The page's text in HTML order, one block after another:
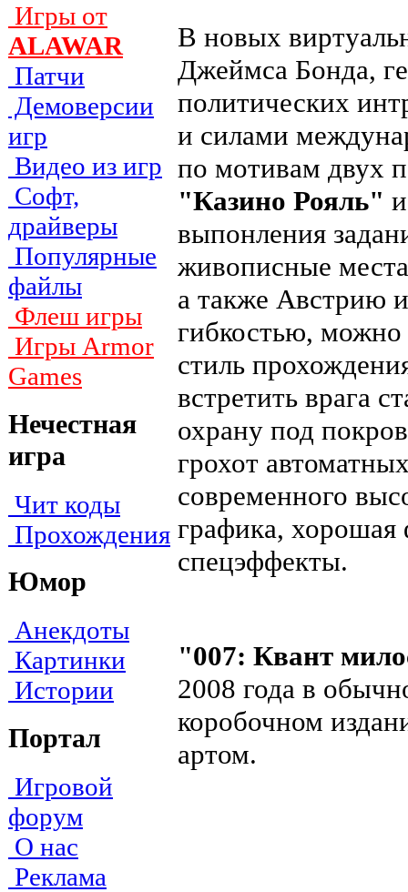
Игры от
ALAWAR
Патчи
Демоверсии
игр
Видео из игр
Софт,
драйверы
Популярные
файлы
Флеш игры
Игры Armor
Games
Нечестная
игра
Чит коды
Прохождения
Юмор
Анекдоты
Картинки
Истории
Портал
Игровой
форум
О нас
Реклама
В новых
Джеймса Бонда,
политических
и силами
по мотивам двух
"Казино Рояль"
выпонления
живописные
а также Австрию
гибкостью, можно
стиль
встретить врага
охрану под
грохот
современного
графика, хорошая
спецэффекты.
"007: Квант
2008 года в
коробочном
артом.